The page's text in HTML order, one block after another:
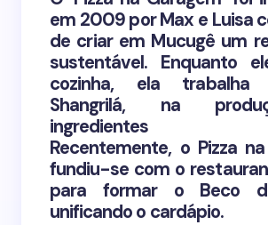
em 2009 por Max e Luisa
de criar em Mucugê um
sustentável. Enquanto
cozinha, ela
Shangrilá, na
ingredientes
Recentemente, o Pizza
fundiu-se com o
para formar o Beco
unificando o cardápio.